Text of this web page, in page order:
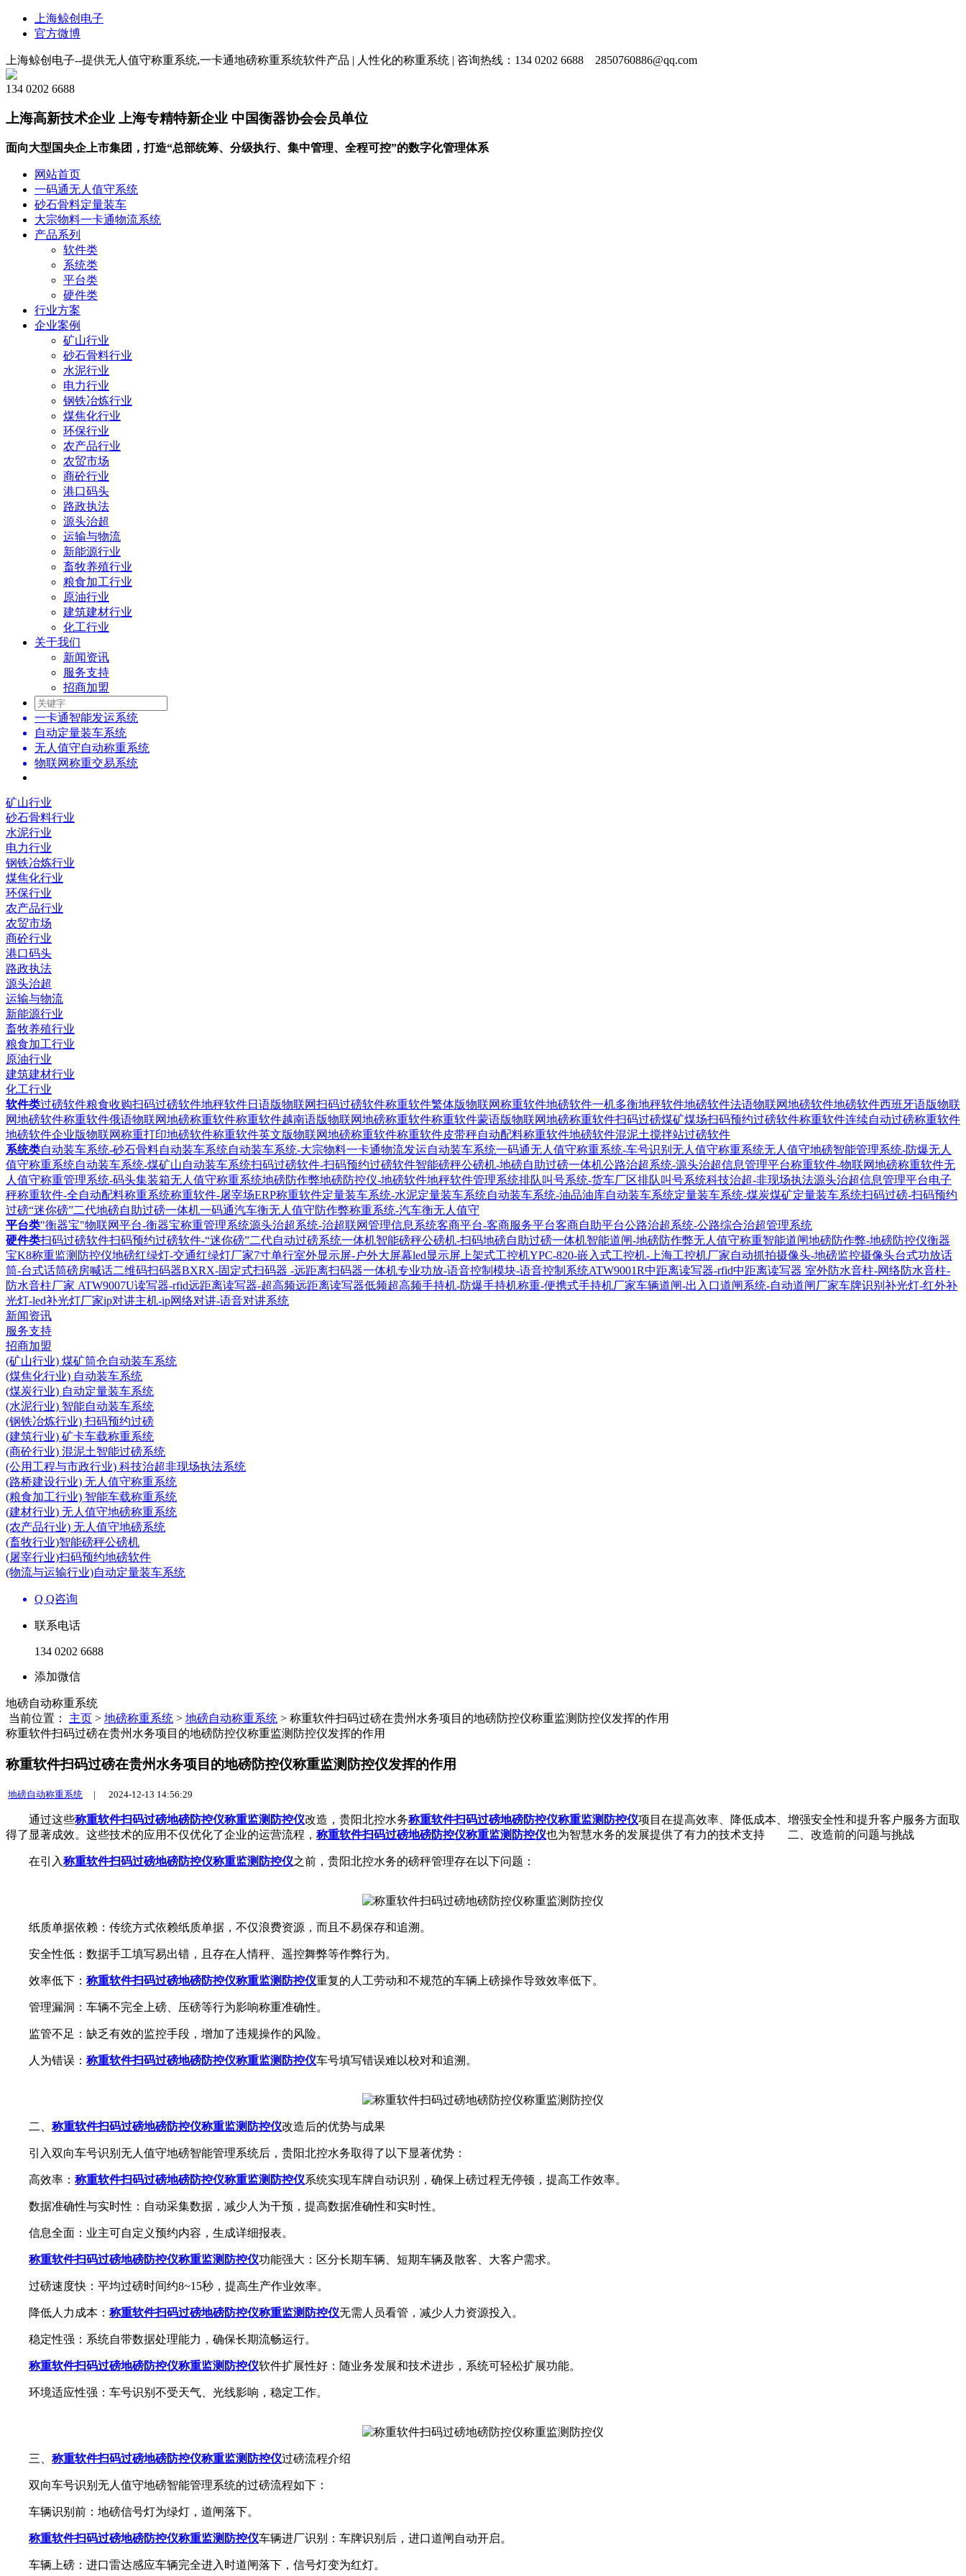
上海鲸创电子
官方微博
上海鲸创电子--提供无人值守称重系统,一卡通地磅称重系统软件产品 | 人性化的称重系统 | 咨询热线：134 0202 6688 2850760886@qq.com
134 0202 6688
上海高新技术企业 上海专精特新企业 中国衡器协会会员单位
面向大型国央企上市集团，打造“总部统筹、分级执行、集中管理、全程可控”的数字化管理体系
网站首页
一码通无人值守系统
砂石骨料定量装车
大宗物料一卡通物流系统
产品系列
软件类
系统类
平台类
硬件类
行业方案
企业案例
矿山行业
砂石骨料行业
水泥行业
电力行业
钢铁冶炼行业
煤焦化行业
环保行业
农产品行业
农贸市场
商砼行业
港口码头
路政执法
源头治超
运输与物流
新能源行业
畜牧养殖行业
粮食加工行业
原油行业
建筑建材行业
化工行业
关于我们
新闻资讯
服务支持
招商加盟
一卡通智能发运系统
自动定量装车系统
无人值守自动称重系统
物联网称重交易系统
矿山行业
砂石骨料行业
水泥行业
电力行业
钢铁冶炼行业
煤焦化行业
环保行业
农产品行业
农贸市场
商砼行业
港口码头
路政执法
源头治超
运输与物流
新能源行业
畜牧养殖行业
粮食加工行业
原油行业
建筑建材行业
化工行业
软件类过磅软件粮食收购扫码过磅软件地秤软件日语版物联网扫码过磅软件称重软件繁体版物联网称重软件地磅软件一机多衡地秤软件地磅软件法语物联网地磅软件地磅软件西班牙语版物联
网地磅软件称重软件俄语物联网地磅称重软件称重软件越南语版物联网地磅称重软件称重软件蒙语版物联网地磅称重软件扫码过磅煤矿煤场扫码预约过磅软件称重软件连续自动过磅称重软件
地磅软件企业版物联网称重打印地磅软件称重软件英文版物联网地磅称重软件称重软件皮带秤自动配料称重软件地磅软件混泥土搅拌站过磅软件
系统类自动装车系统-砂石骨料自动装车系统自动装车系统-大宗物料一卡通物流发运自动装车系统一码通无人值守称重系统-车号识别无人值守称重系统无人值守地磅智能管理系统-防爆无人
值守称重系统自动装车系统-煤矿山自动装车系统扫码过磅软件-扫码预约过磅软件智能磅秤公磅机-地磅自助过磅一体机公路治超系统-源头治超信息管理平台称重软件-物联网地磅称重软件无
人值守称重管理系统-码头集装箱无人值守称重系统地磅防作弊地磅防控仪-地磅软件地秤软件管理系统排队叫号系统-货车厂区排队叫号系统科技治超-非现场执法源头治超信息管理平台电子
秤称重软件-全自动配料称重系统称重软件-屠宰场ERP称重软件定量装车系统-水泥定量装车系统自动装车系统-油品油库自动装车系统定量装车系统-煤炭煤矿定量装车系统扫码过磅-扫码预约
过磅“迷你磅”二代地磅自助过磅一体机一码通汽车衡无人值守防作弊称重系统-汽车衡无人值守
平台类"衡器宝"物联网平台-衡器宝称重管理系统源头治超系统-治超联网管理信息系统客商平台-客商服务平台客商自助平台公路治超系统-公路综合治超管理系统
硬件类扫码过磅软件扫码预约过磅软件-“迷你磅”二代自动过磅系统一体机智能磅秤公磅机-扫码地磅自助过磅一体机智能道闸-地磅防作弊无人值守称重智能道闸地磅防作弊-地磅防控仪衡器
宝K8称重监测防控仪地磅红绿灯-交通红绿灯厂家7寸单行室外显示屏-户外大屏幕led显示屏上架式工控机YPC-820-嵌入式工控机-上海工控机厂家自动抓拍摄像头-地磅监控摄像头台式功放话
筒-台式话筒磅房喊话二维码扫码器BXRX-固定式扫码器 -远距离扫码器一体机专业功放-语音控制模块-语音控制系统ATW9001R中距离读写器-rfid中距离读写器 室外防水音柱-网络防水音柱-
防水音柱厂家 ATW9007U读写器-rfid远距离读写器-超高频远距离读写器低频超高频手持机-防爆手持机称重-便携式手持机厂家车辆道闸-出入口道闸系统-自动道闸厂家车牌识别补光灯-红外补
光灯-led补光灯厂家ip对讲主机-ip网络对讲-语音对讲系统
新闻资讯
服务支持
招商加盟
(矿山行业) 煤矿筒仓自动装车系统
(煤焦化行业) 自动装车系统
(煤炭行业) 自动定量装车系统
(水泥行业) 智能自动装车系统
(钢铁冶炼行业) 扫码预约过磅
(建筑行业) 矿卡车载称重系统
(商砼行业) 混泥土智能过磅系统
(公用工程与市政行业) 科技治超非现场执法系统
(路桥建设行业) 无人值守称重系统
(粮食加工行业) 智能车载称重系统
(建材行业) 无人值守地磅称重系统
(农产品行业) 无人值守地磅系统
(畜牧行业)智能磅秤公磅机
(屠宰行业)扫码预约地磅软件
(物流与运输行业)自动定量装车系统
Q Q咨询
联系电话
134 0202 6688
添加微信
地磅自动称重系统
当前位置： 主页 > 地磅称重系统 > 地磅自动称重系统 > 称重软件扫码过磅在贵州水务项目的地磅防控仪称重监测防控仪发挥的作用
称重软件扫码过磅在贵州水务项目的地磅防控仪称重监测防控仪发挥的作用
称重软件扫码过磅在贵州水务项目的地磅防控仪称重监测防控仪发挥的作用
地磅自动称重系统 | 2024-12-13 14:56:29
通过这些称重软件扫码过磅地磅防控仪称重监测防控仪改造，贵阳北控水务称重软件扫码过磅地磅防控仪称重监测防控仪项目在提高效率、降低成本、增强安全性和提升客户服务方面取
得了显著成效。这些技术的应用不仅优化了企业的运营流程， 称重软件扫码过磅地磅防控仪称重监测防控仪也为智慧水务的发展提供了有力的技术支持 二、改造前的问题与挑战
在引入称重软件扫码过磅地磅防控仪称重监测防控仪之前，贵阳北控水务的磅秤管理存在以下问题：
纸质单据依赖：传统方式依赖纸质单据，不仅浪费资源，而且不易保存和追溯。
安全性低：数据手工填写易出错，且存在人情秤、遥控舞弊等作弊行为。
效率低下： 称重软件扫码过磅地磅防控仪称重监测防控仪重复的人工劳动和不规范的车辆上磅操作导致效率低下。
管理漏洞：车辆不完全上磅、压磅等行为影响称重准确性。
监管不足：缺乏有效的监控手段，增加了违规操作的风险。
人为错误： 称重软件扫码过磅地磅防控仪称重监测防控仪车号填写错误难以校对和追溯。
二、 称重软件扫码过磅地磅防控仪称重监测防控仪改造后的优势与成果
引入双向车号识别无人值守地磅智能管理系统后，贵阳北控水务取得了以下显著优势：
高效率： 称重软件扫码过磅地磅防控仪称重监测防控仪系统实现车牌自动识别，确保上磅过程无停顿，提高工作效率。
数据准确性与实时性：自动采集数据，减少人为干预，提高数据准确性和实时性。
信息全面：业主可自定义预约内容，生成详细报表。
称重软件扫码过磅地磅防控仪称重监测防控仪功能强大：区分长期车辆、短期车辆及散客、大客户需求。
过磅速度快：平均过磅时间约8~15秒，提高生产作业效率。
降低人力成本： 称重软件扫码过磅地磅防控仪称重监测防控仪无需人员看管，减少人力资源投入。
稳定性强：系统自带数据处理能力，确保长期流畅运行。
称重软件扫码过磅地磅防控仪称重监测防控仪软件扩展性好：随业务发展和技术进步，系统可轻松扩展功能。
环境适应性强：车号识别不受天气、光线影响，稳定工作。
三、 称重软件扫码过磅地磅防控仪称重监测防控仪过磅流程介绍
双向车号识别无人值守地磅智能管理系统的过磅流程如下：
车辆识别前：地磅信号灯为绿灯，道闸落下。
称重软件扫码过磅地磅防控仪称重监测防控仪车辆进厂识别：车牌识别后，进口道闸自动开启。
车辆上磅：进口雷达感应车辆完全进入时道闸落下，信号灯变为红灯。